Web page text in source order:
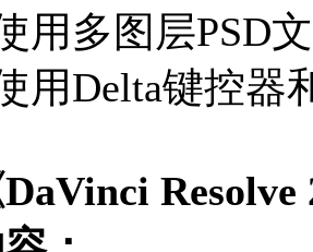
用多图层PSD
用Delta键控
DaVinci